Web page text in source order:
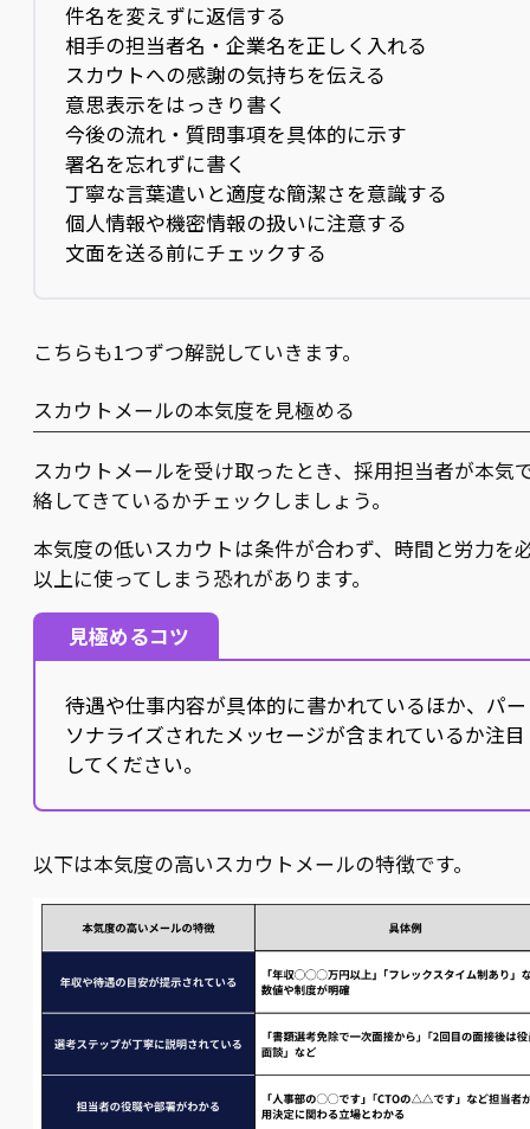
件名を変えずに返信する
相手の担当者名・企業名を正しく入れる
スカウトへの感謝の気持ちを伝える
意思表示をはっきり書く
今後の流れ・質問事項を具体的に示す
署名を忘れずに書く
丁寧な言葉遣いと適度な簡潔さを意識する
個人情報や機密情報の扱いに注意する
文面を送る前にチェックする
こちらも1つずつ解説していきます。
スカウトメールの本気度を見極める
スカウトメールを受け取ったとき、採用担当者が本気
絡してきているかチェックしましょう。
本気度の低いスカウトは条件が合わず、時間と労力を
以上に使ってしまう恐れがあります。
見極めるコツ
待遇や仕事内容が具体的に書かれているほか、パー
ソナライズされたメッセージが含まれているか注目
してください。
以下は本気度の高いスカウトメールの特徴です。